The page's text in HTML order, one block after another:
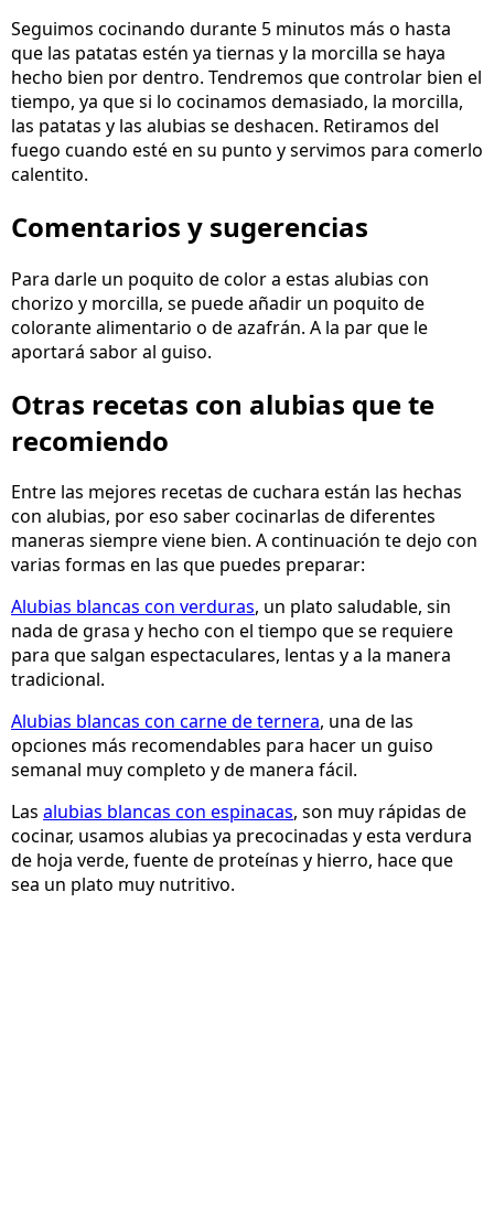
Seguimos cocinando durante 5 minutos más o hasta
que las patatas estén ya tiernas y la morcilla se haya
hecho bien por dentro. Tendremos que controlar bien el
tiempo, ya que si lo cocinamos demasiado, la morcilla,
las patatas y las alubias se deshacen. Retiramos del
fuego cuando esté en su punto y servimos para comerlo
calentito.
Comentarios y sugerencias
Para darle un poquito de color a estas alubias con
chorizo y morcilla, se puede añadir un poquito de
colorante alimentario o de azafrán. A la par que le
aportará sabor al guiso.
Otras recetas con alubias que te
recomiendo
Entre las mejores recetas de cuchara están las hechas
con alubias, por eso saber cocinarlas de diferentes
maneras siempre viene bien. A continuación te dejo con
varias formas en las que puedes preparar:
Alubias blancas con verduras, un plato saludable, sin
nada de grasa y hecho con el tiempo que se requiere
para que salgan espectaculares, lentas y a la manera
tradicional.
Alubias blancas con carne de ternera, una de las
opciones más recomendables para hacer un guiso
semanal muy completo y de manera fácil.
Las alubias blancas con espinacas, son muy rápidas de
cocinar, usamos alubias ya precocinadas y esta verdura
de hoja verde, fuente de proteínas y hierro, hace que
sea un plato muy nutritivo.